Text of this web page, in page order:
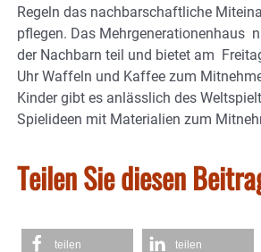
Regeln das nachbarschaftliche
pflegen. Das Mehrgenerationenhaus
der Nachbarn teil und bietet am
Uhr Waffeln und Kaffee zum
Kinder gibt es anlässlich des
Spielideen mit Materialien zum
Teilen Sie diesen
teilen teilen